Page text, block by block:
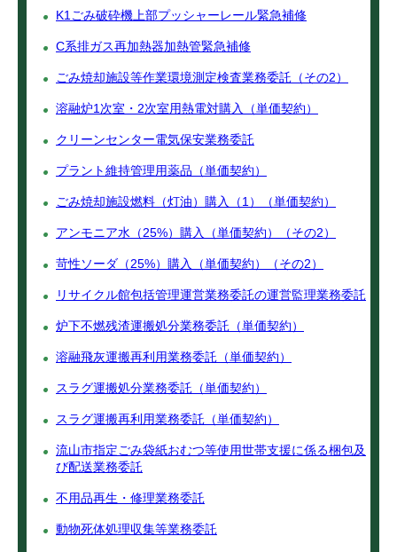
K1ごみ破砕機上部プッシャーレール緊急補修
C系排ガス再加熱器加熱管緊急補修
ごみ焼却施設等作業環境測定検査業務委託（その2）
溶融炉1次室・2次室用熱電対購入（単価契約）
クリーンセンター電気保安業務委託
プラント維持管理用薬品（単価契約）
ごみ焼却施設燃料（灯油）購入（1）（単価契約）
アンモニア水（25%）購入（単価契約）（その2）
苛性ソーダ（25%）購入（単価契約）（その2）
リサイクル館包括管理運営業務委託の運営監理業務委託
炉下不燃残渣運搬処分業務委託（単価契約）
溶融飛灰運搬再利用業務委託（単価契約）
スラグ運搬処分業務委託（単価契約）
スラグ運搬再利用業務委託（単価契約）
流山市指定ごみ袋紙おむつ等使用世帯支援に係る梱包及
び配送業務委託
不用品再生・修理業務委託
動物死体処理収集等業務委託